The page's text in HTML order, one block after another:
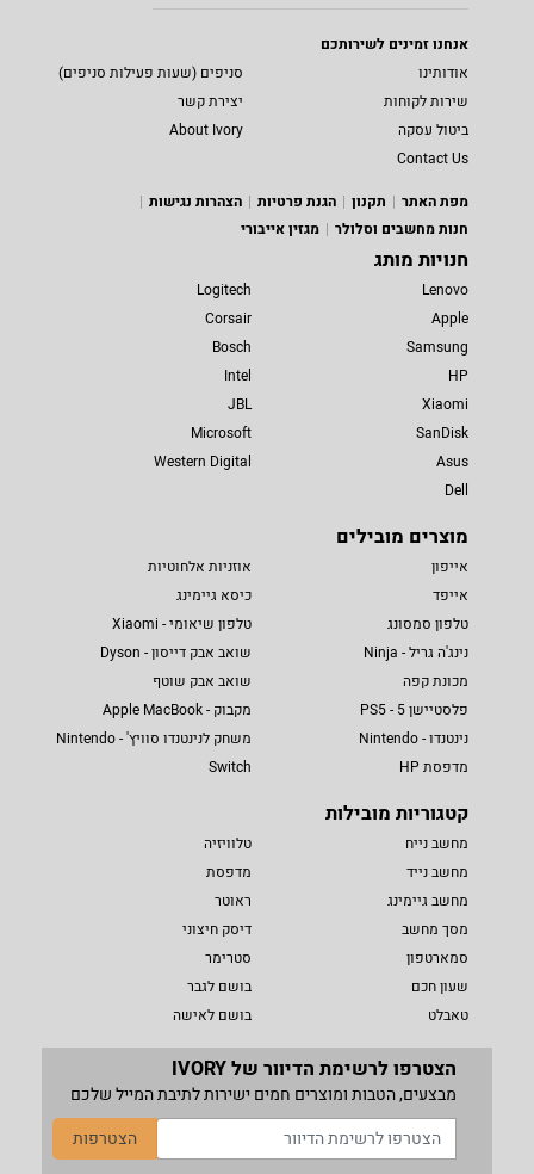
אנחנו זמינים לשירותכם
אודותינו
סניפים (שעות פעילות סניפים)
שירות לקוחות
יצירת קשר
ביטול עסקה
About Ivory
Contact Us
מפת האתר
תקנון הגנת פרטיות
הצהרות נגישות
חנות מחשבים וסלולר
מגזין אייבורי
חנויות מותג
Lenovo
Apple
Samsung
HP
Xiaomi
SanDisk
Asus
Dell
Logitech
Corsair
Bosch
Intel
JBL
Microsoft
Western Digital
מוצרים מובילים
אייפון
אייפד
טלפון סמסונג
נינג'ה גריל - Ninja
מכונת קפה
פלסטיישן 5 - PS5
נינטנדו - Nintendo
מדפסת HP
אוזניות אלחוטיות
כיסא גיימינג
טלפון שיאומי - Xiaomi
שואב אבק דייסון - Dyson
שואב אבק שוטף
מקבוק - Apple MacBook
משחק לנינטנדו סוויץ' - Nintendo
Switch
קטגוריות מובילות
מחשב נייח
מחשב נייד
מחשב גיימינג
מסך מחשב
סמארטפון
שעון חכם
טאבלט
טלוויזיה
מדפסת
ראוטר
דיסק חיצוני
סטרימר
בושם לגבר
בושם לאישה
הצטרפו לרשימת הדיוור של IVORY
מבצעים, הטבות ומוצרים חמים ישירות לתיבת המייל שלכם
הצטרפות